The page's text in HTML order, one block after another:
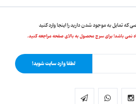
که تمایل به موجود شدن دارید را اینجا وارد کنید
نمی باشد! برای سرچ محصول به بالای صفحه مراجعه کنید.
لطفا وارد سایت شوید!